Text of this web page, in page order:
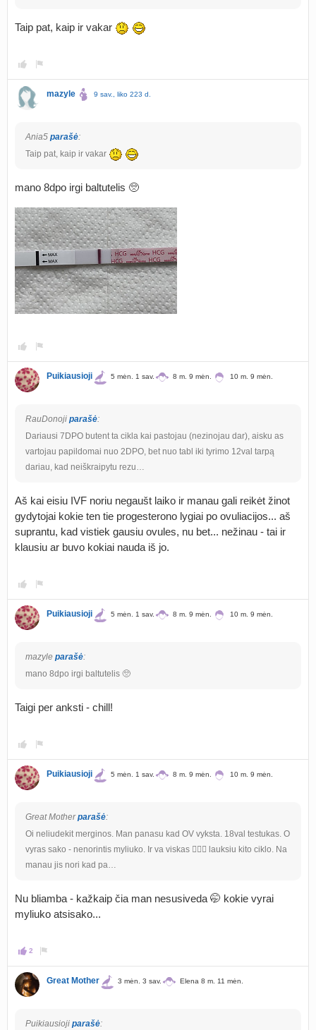
Taip pat, kaip ir vakar
mazyle 9 sav., liko 223 d.
Ania5 parašė:
Taip pat, kaip ir vakar
mano 8dpo irgi baltutelis 🥺
Puikiausioji 5 mėn. 1 sav. 8 m. 9 mėn. 10 m. 9 mėn.
RauDonoji parašė:
Dariausi 7DPO butent ta cikla kai pastojau (nezinojau dar), aisku as
vartojau papildomai nuo 2DPO, bet nuo tabl iki tyrimo 12val tarpą
dariau, kad neiškraipytu rezu…
Aš kai eisiu IVF noriu negaušt laiko ir manau gali reikėt žinot
gydytojai kokie ten tie progesterono lygiai po ovuliacijos... aš
suprantu, kad vistiek gausiu ovules, nu bet... nežinau - tai ir
klausiu ar buvo kokiai nauda iš jo.
Puikiausioji 5 mėn. 1 sav. 8 m. 9 mėn. 10 m. 9 mėn.
mazyle parašė:
mano 8dpo irgi baltutelis 🥺
Taigi per anksti - chill!
Puikiausioji 5 mėn. 1 sav. 8 m. 9 mėn. 10 m. 9 mėn.
Great Motherparašė:
Oi neliudekit merginos. Man panasu kad OV vyksta. 18val testukas. O
vyras sako - nenorintis myliuko. Ir va viskas 🤷🏻‍♀️ lauksiu kito ciklo. Na
manau jis nori kad pa…
Nu bliamba - kažkaip čia man nesusiveda 🤭 kokie vyrai
myliuko atsisako...
2
Great Mother 3 mėn. 3 sav. Elena 8 m. 11 mėn.
Puikiausioji parašė: